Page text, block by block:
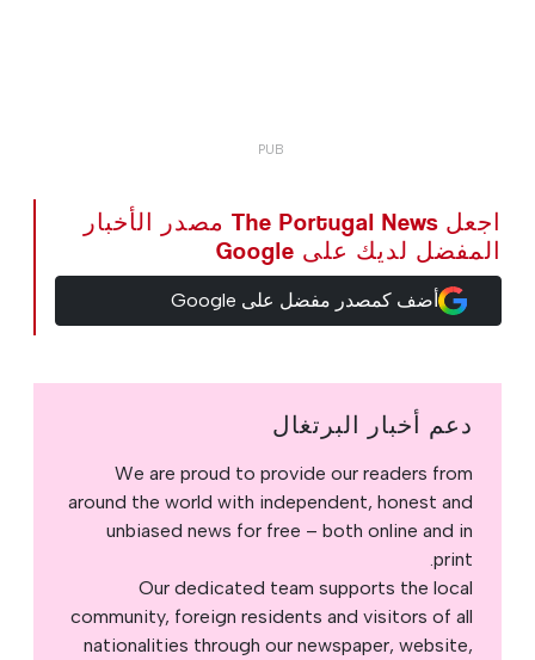
اجعل The Portugal News مصدر الأخبار
المفضل لديك على Google
أضف كمصدر مفضل على Google
دعم أخبار البرتغال
We are proud to provide our readers from
around the world with independent, honest and
unbiased news for free – both online and in
print.
Our dedicated team supports the local
community, foreign residents and visitors of all
nationalities through our newspaper, website,